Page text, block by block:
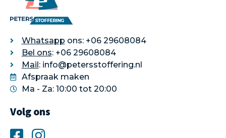
Whatsapp ons: +06 29608084
Bel ons: +06 29608084
Mail: info@petersstoffering.nl
Afspraak maken
Ma - Za: 10:00 tot 20:00
Volg ons